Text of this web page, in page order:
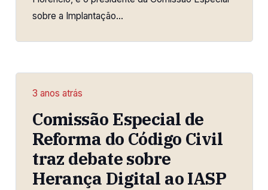
sobre a Implantação…
3 anos atrás
Comissão Especial de
Reforma do Código Civil
traz debate sobre
Herança Digital ao IASP